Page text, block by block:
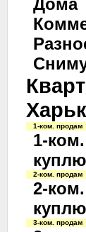
Дома
1-ком. продам
1-ком.
куплю
2-ком. продам
2-ком.
куплю
3-ком. продам